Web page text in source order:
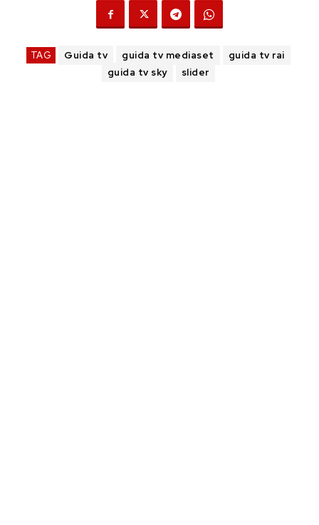
TAG Guida tv guida tv mediaset
guida tv rai
guida tv sky
slider